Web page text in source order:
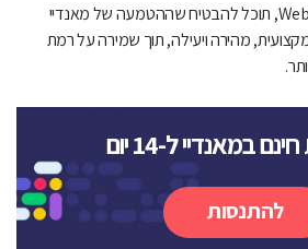
באמצעות השירותים של Web3D, תוכל להבטיח שההטמעה של מאנדיי
מהירה ויעילה, תוך שמירה על רמת
במאנדיי ל-14 יום
להתנסות